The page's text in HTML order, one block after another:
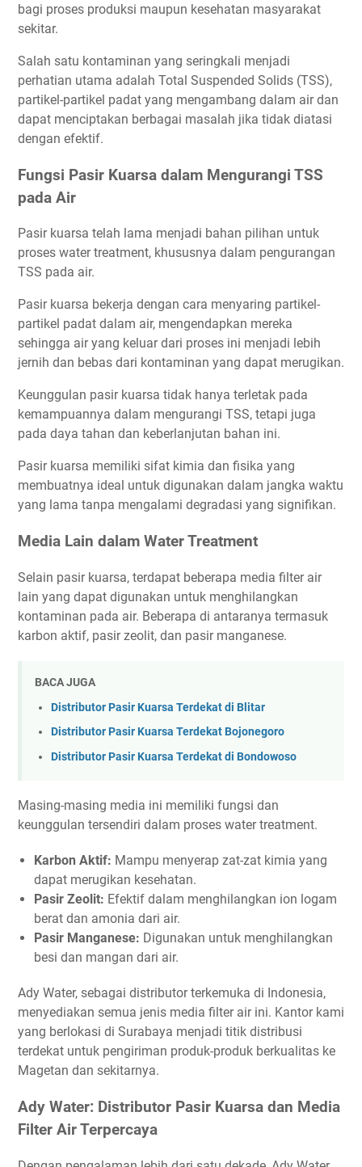
bagi proses produksi maupun kesehatan masyarakat
sekitar.
Salah satu kontaminan yang seringkali menjadi
perhatian utama adalah Total Suspended Solids (TSS),
partikel-partikel padat yang mengambang dalam air dan
dapat menciptakan berbagai masalah jika tidak diatasi
dengan efektif.
Fungsi Pasir Kuarsa dalam Mengurangi TSS
pada Air
Pasir kuarsa telah lama menjadi bahan pilihan untuk
proses water treatment, khususnya dalam pengurangan
TSS pada air.
Pasir kuarsa bekerja dengan cara menyaring partikel-
partikel padat dalam air, mengendapkan mereka
sehingga air yang keluar dari proses ini menjadi lebih
jernih dan bebas dari kontaminan yang dapat merugikan.
Keunggulan pasir kuarsa tidak hanya terletak pada
kemampuannya dalam mengurangi TSS, tetapi juga
pada daya tahan dan keberlanjutan bahan ini.
Pasir kuarsa memiliki sifat kimia dan fisika yang
membuatnya ideal untuk digunakan dalam jangka waktu
yang lama tanpa mengalami degradasi yang signifikan.
Media Lain dalam Water Treatment
Selain pasir kuarsa, terdapat beberapa media filter air
lain yang dapat digunakan untuk menghilangkan
kontaminan pada air. Beberapa di antaranya termasuk
karbon aktif, pasir zeolit, dan pasir manganese.
BACA JUGA
Distributor Pasir Kuarsa Terdekat di Blitar
Distributor Pasir Kuarsa Terdekat Bojonegoro
Distributor Pasir Kuarsa Terdekat di Bondowoso
Masing-masing media ini memiliki fungsi dan
keunggulan tersendiri dalam proses water treatment.
Karbon Aktif: Mampu menyerap zat-zat kimia yang
dapat merugikan kesehatan.
Pasir Zeolit: Efektif dalam menghilangkan ion logam
berat dan amonia dari air.
Pasir Manganese: Digunakan untuk menghilangkan
besi dan mangan dari air.
Ady Water, sebagai distributor terkemuka di Indonesia,
menyediakan semua jenis media filter air ini. Kantor kami
yang berlokasi di Surabaya menjadi titik distribusi
terdekat untuk pengiriman produk-produk berkualitas ke
Magetan dan sekitarnya.
Ady Water: Distributor Pasir Kuarsa dan Media
Filter Air Terpercaya